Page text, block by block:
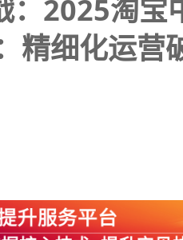
：2025淘宝
精细化运营